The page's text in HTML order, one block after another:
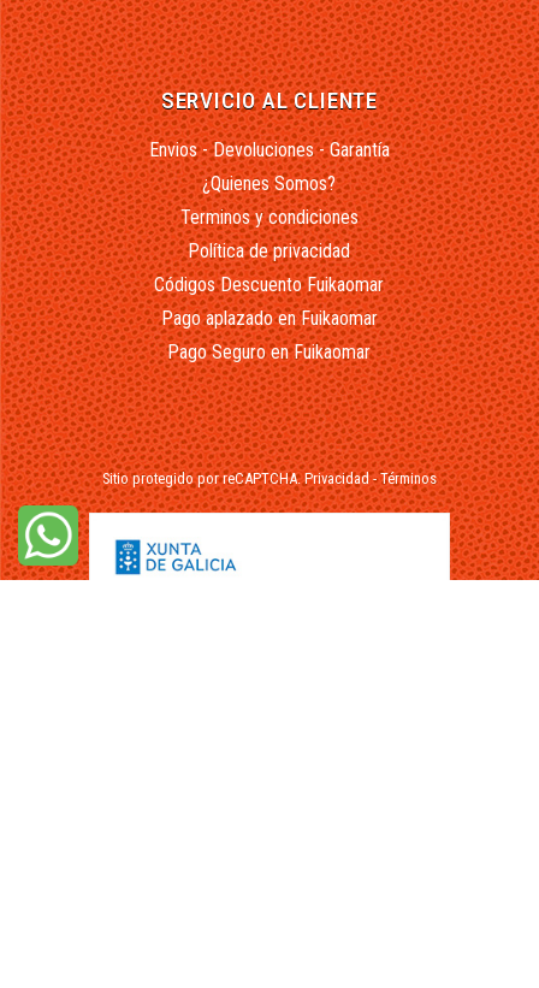
SERVICIO AL CLIENTE
Envios - Devoluciones - Garantía
¿Quienes Somos?
Terminos y condiciones
Política de privacidad
Códigos Descuento Fuikaomar
Pago aplazado en Fuikaomar
Pago Seguro en Fuikaomar
Sitio protegido por reCAPTCHA.Privacidad-Términos